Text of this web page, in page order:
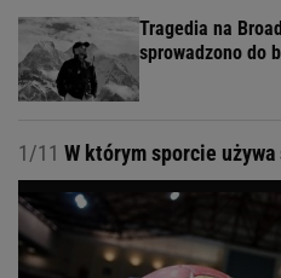
Tragedia na
sprowadzono do
1/11 W którym sporcie